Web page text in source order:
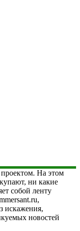
На этом
ни какие
собой ленту
искажения,
новостей